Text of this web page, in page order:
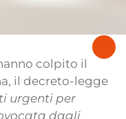
colpito il
il decreto-legge
urgenti per
dagli